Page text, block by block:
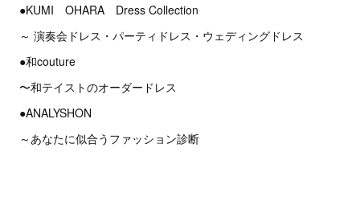
●KUMI OHARA Dress Collection
～ 演奏会ドレス・パーティドレス・ウェディングドレス
●和couture
〜和テイストのオーダードレス
●ANALYSHON
～あなたに似合うファッション診断